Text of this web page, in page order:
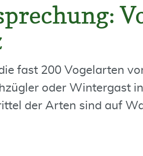
fast 200 Vogelarten
oder Wintergast
der Arten sind auf